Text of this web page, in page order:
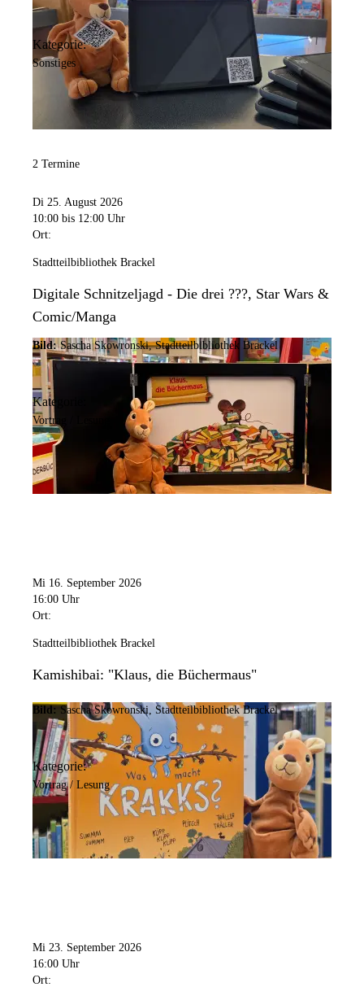
Kategorie:
Sonstiges
2 Termine
Di 25. August 2026
10:00 bis 12:00 Uhr
Ort:
Stadtteilbibliothek Brackel
Digitale Schnitzeljagd - Die drei ???, Star Wars &
Comic/Manga
Bild: Sascha Skowronski, Stadtteilbibliothek Brackel
Kategorie:
Vortrag / Lesung
Mi 16. September 2026
16:00 Uhr
Ort:
Stadtteilbibliothek Brackel
Kamishibai: "Klaus, die Büchermaus"
Bild: Sascha Skowronski, Stadtteilbibliothek Brackel
Kategorie:
Vortrag / Lesung
Mi 23. September 2026
16:00 Uhr
Ort: